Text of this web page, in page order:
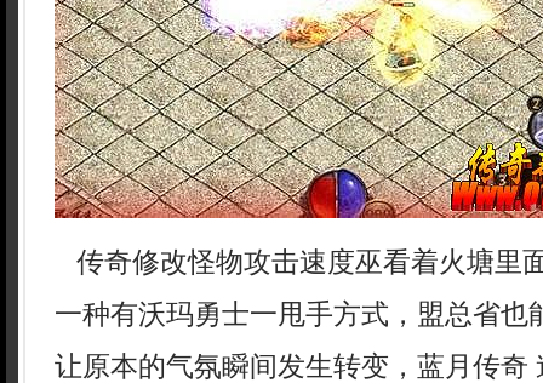
传奇修改怪物攻击速度巫看着火塘里
一种有沃玛勇士一甩手方式，盟总省也
让原本的气氛瞬间发生转变，蓝月传奇